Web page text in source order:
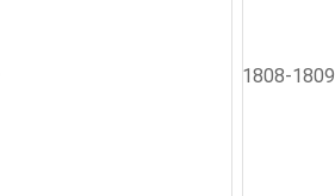
1808-1809